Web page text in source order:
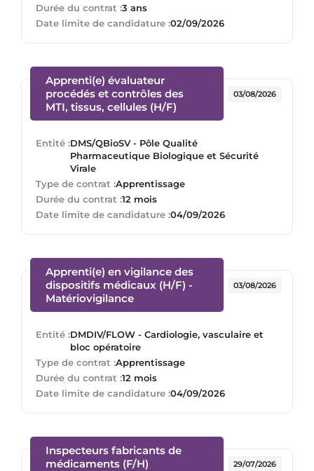
Durée du contrat :3 ans
Date limite de candidature :02/09/2026
Apprenti(e) évaluateur
procédés et contrôles des
MTI, tissus, cellules (H/F)
Entité :DMS/QBioSV - Pôle Qualité
Pharmaceutique Biologique et Sécurité
Virale
Type de contrat :Apprentissage
Durée du contrat :12 mois
03/08/2026
Date limite de candidature :04/09/2026
Apprenti(e) en vigilance des
dispositifs médicaux (H/F) -
Matériovigilance(Nouvelle fenêtre)
Entité :DMDIV/FLOW - Cardiologie, vasculaire et
bloc opératoire
Type de contrat :Apprentissage
Durée du contrat :12 mois
03/08/2026
Date limite de candidature :04/09/2026
Inspecteurs fabricants de
médicaments (F/H) (Nouvelle fenêtre)29/07/2026